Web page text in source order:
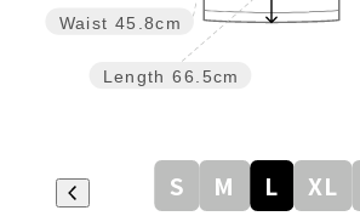
Length 66.5cm
Waist 45.8cm
S M L XL